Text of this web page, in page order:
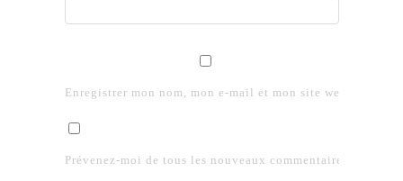
Enregistrer mon nom, mon e-mail et mon site web dans le
Prévenez-moi de tous les nouveaux commentaires par e-